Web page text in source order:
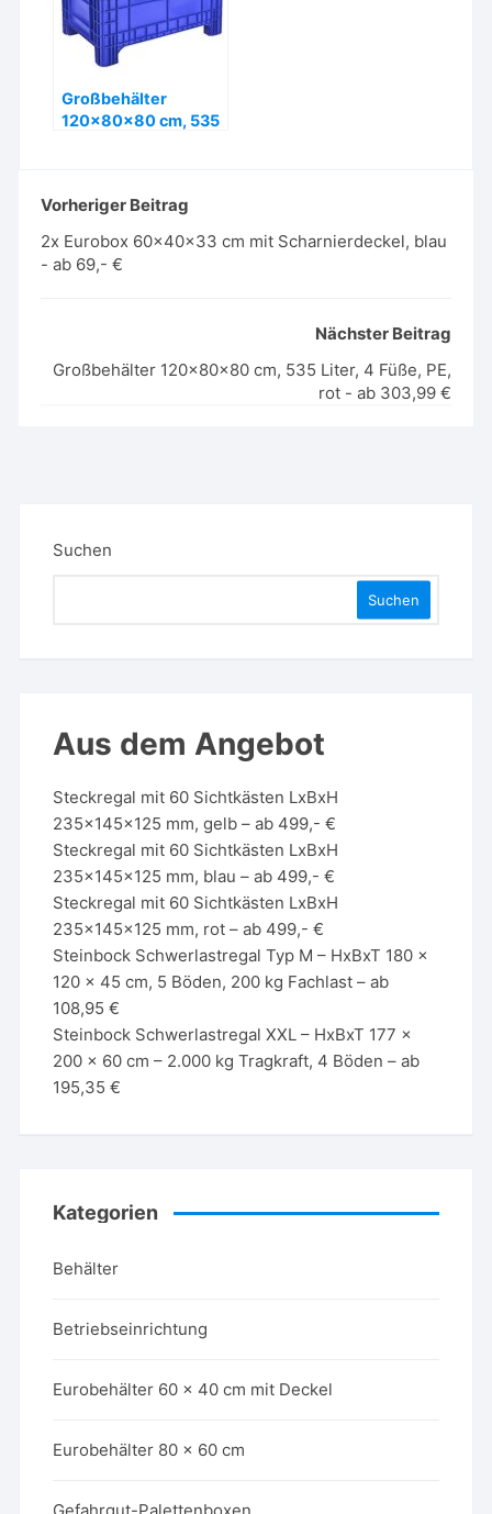
Großbehälter
120x80x80 cm, 535
Vorheriger Beitrag
2x Eurobox 60x40x33 cm mit Scharnierdeckel, blau
- ab 69,- €
Nächster Beitrag
Großbehälter 120x80x80 cm, 535 Liter, 4 Füße, PE,
rot - ab 303,99 €
Suchen
Suchen
Aus dem Angebot
Steckregal mit 60 Sichtkästen LxBxH
235x145x125 mm, gelb – ab 499,- €
Steckregal mit 60 Sichtkästen LxBxH
235x145x125 mm, blau – ab 499,- €
Steckregal mit 60 Sichtkästen LxBxH
235x145x125 mm, rot – ab 499,- €
Steinbock Schwerlastregal Typ M – HxBxT 180 x
120 x 45 cm, 5 Böden, 200 kg Fachlast – ab
108,95 €
Steinbock Schwerlastregal XXL – HxBxT 177 x
200 x 60 cm – 2.000 kg Tragkraft, 4 Böden – ab
195,35 €
Kategorien
Behälter
Betriebseinrichtung
Eurobehälter 60 x 40 cm mit Deckel
Eurobehälter 80 x 60 cm